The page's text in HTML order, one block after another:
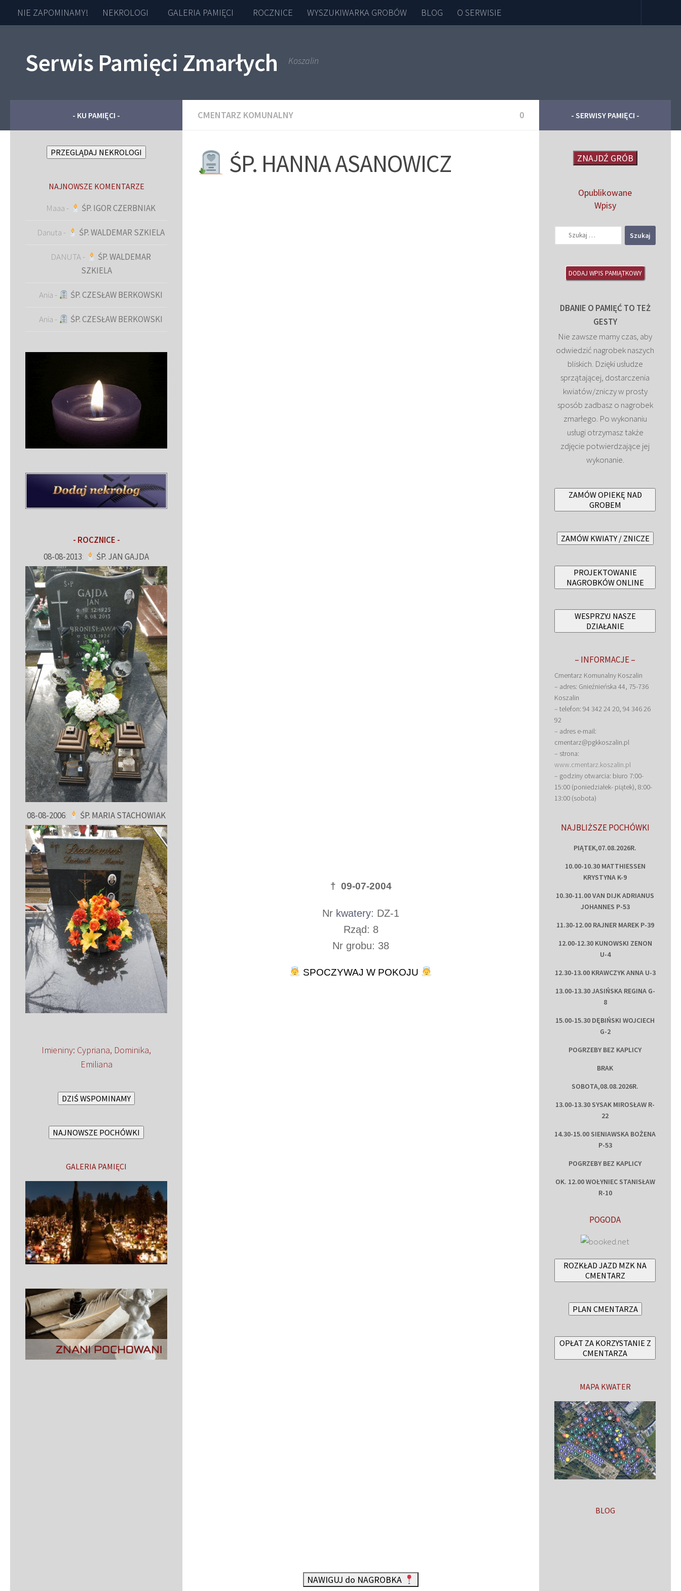
Skip to content
NIE ZAPOMINAMY! NEKROLOGI GALERIA PAMIĘCI ROCZNICE WYSZUKIWARKA GROBÓW BLOG O SERWISIE
Serwis Pamięci Zmarłych Koszalin
CMENTARZ KOMUNALNY 0
ŚP. HANNA ASANOWICZ
† 09-07-2004
Nr kwatery: DZ-1
Rząd: 8
Nr grobu: 38
SPOCZYWAJ W POKOJU
NAWIGUJ do NAGROBKA
- KU PAMIĘCI -
PRZEGLĄDAJ NEKROLOGI
NAJNOWSZE KOMENTARZE
Maaa - ŚP. IGOR CZERBNIAK
Danuta - ŚP. WALDEMAR SZKIELA
DANUTA-
ŚP. WALDEMAR
SZKIELA
Ania - ŚP. CZESŁAW BERKOWSKI
Ania - ŚP. CZESŁAW BERKOWSKI
- ROCZNICE -
08-08-2013: ŚP. JAN GAJDA
08-08-2006: ŚP. MARIA STACHOWIAK
Imieniny: Cypriana, Dominika,
Emiliana
DZIŚ WSPOMINAMY
NAJNOWSZE POCHÓWKI
GALERIA PAMIĘCI
- SERWISY PAMIĘCI -
ZNAJDŹ GRÓB
Opublikowane
Wpisy
DODAJ WPIS PAMIĄTKOWY
DBANIE O PAMIĘĆ TO TEŻ
GESTY
Nie zawsze mamy czas, aby
odwiedzić nagrobek naszych
bliskich. Dzięki usłudze
sprzątającej, dostarczenia
kwiatów/zniczy w prosty
sposób zadbasz o nagrobek
zmarłego. Po wykonaniu
usługi otrzymasz także
zdjęcie potwierdzające jej
wykonanie.
ZAMÓW OPIEKĘ NAD
GROBEM
ZAMÓW KWIATY / ZNICZE
PROJEKTOWANIE
NAGROBKÓW ONLINE
WESPRZYJ NASZE
DZIAŁANIE
– INFORMACJE –
Cmentarz Komunalny Koszalin
– adres: Gnieźnieńska 44, 75-736
Koszalin
– telefon: 94 342 24 20, 94 346 26
92
– adres e-mail:
cmentarz@pgkkoszalin.pl
– strona:
www.cmentarz.koszalin.pl
– godziny otwarcia: biuro 7:00-
15:00 (poniedziałek- piątek), 8:00-
13:00 (sobota)
NAJBLIŻSZE POCHÓWKI
PIĄTEK,07.08.2026R.
10.00-10.30 MATTHIESSEN
KRYSTYNA K-9
10.30-11.00 VAN DIJK ADRIANUS
JOHANNES P-53
11.30-12.00 RAJNER MAREK P-39
12.00-12.30 KUNOWSKI ZENON
U-4
12.30-13.00 KRAWCZYK ANNA U-3
13.00-13.30 JASIŃSKA REGINA G-
8
15.00-15.30 DĘBIŃSKI WOJCIECH
G-2
POGRZEBY BEZ KAPLICY
BRAK
SOBOTA,08.08.2026R.
13.00-13.30 SYSAK MIROSŁAW R-
22
14.30-15.00 SIENIAWSKA BOŻENA
P-53
POGRZEBY BEZ KAPLICY
OK. 12.00 WOŁYNIEC STANISŁAW
R-10
POGODA
ROZKŁAD JAZD MZK NA
CMENTARZ
PLAN CMENTARZA
OPŁAT ZA KORZYSTANIE Z
CMENTARZA
MAPA KWATER
BLOG